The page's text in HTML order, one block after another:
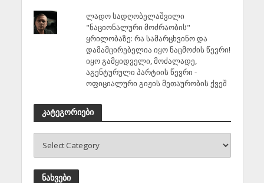
ლადო სადღობელაშვილი
"ნაციონალური მოძრაობის"
ყრილობაზე: რა სამარცხვინო და
დამამცირებელია იყო ნაცმოძის წევრი!
იყო გამყიდველი, მოძალადე,
აგენტურული პარტიის წევრი -
ოფიციალური გიჟის მეთაურობის ქვეშ
კატეგორიები
ნახვები